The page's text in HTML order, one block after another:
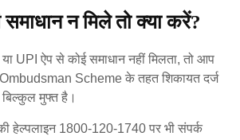
समाधान न मिले तो क्या करें?
UPI ऐप से कोई समाधान नहीं मिलता, तो आप
Scheme के तहत शिकायत दर्ज
मुफ्त है।
हेल्पलाइन 1800-120-1740 पर भी संपर्क